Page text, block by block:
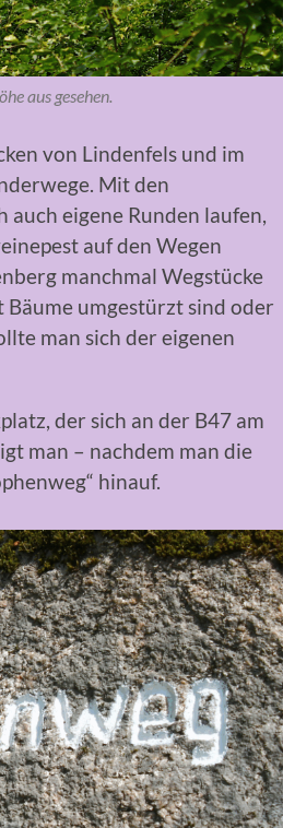
aus gesehen.
von Lindenfels und im
Mit den
eigene Runden laufen,
auf den Wegen
manchmal Wegstücke
umgestürzt sind oder
man sich der eigenen
der sich an der B47 am
man – nachdem man die
hinauf.